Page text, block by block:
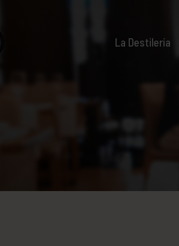
La Destilería